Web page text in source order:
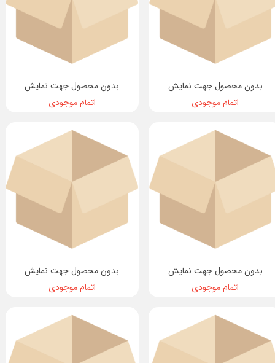
بدون محصول جهت نمایش
اتمام موجودی
بدون محصول جهت نمایش
اتمام موجودی
بدون محصول جهت نمایش
اتمام موجودی
بدون محصول جهت نمایش
اتمام موجودی